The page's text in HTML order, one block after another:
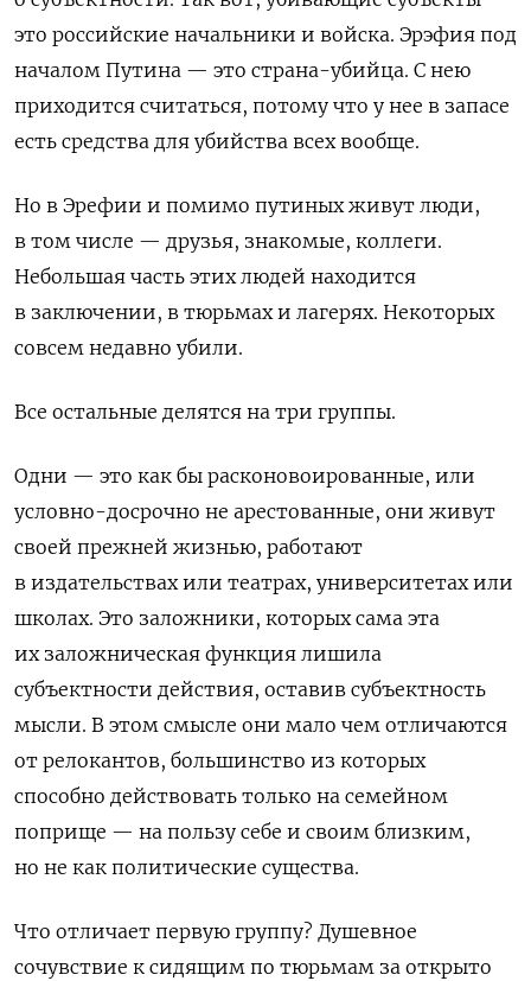
это российские начальники и войска. Эрэфия под
началом Путина — это страна-убийца. С нею
приходится считаться, потому что у нее в запасе
есть средства для убийства всех вообще.
Но в Эрефии и помимо путиных живут люди,
в том числе — друзья, знакомые, коллеги.
Небольшая часть этих людей находится
в заключении, в тюрьмах и лагерях. Некоторых
совсем недавно убили.
Все остальные делятся на три группы.
Одни — это как бы расконовоированные, или
условно-досрочно не арестованные, они живут
своей прежней жизнью, работают
в издательствах или театрах, университетах или
школах. Это заложники, которых сама эта
их заложническая функция лишила
субъектности действия, оставив субъектность
мысли. В этом смысле они мало чем отличаются
от релокантов, большинство из которых
способно действовать только на семейном
поприще — на пользу себе и своим близким,
но не как политические существа.
Что отличает первую группу? Душевное
сочувствие к сидящим по тюрьмам за открыто